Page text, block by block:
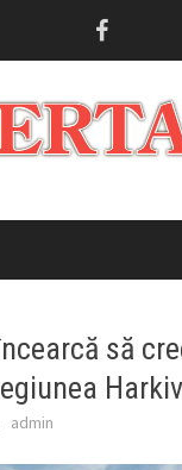
să
Harkiv
admin